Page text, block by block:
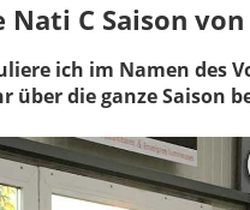
C Saison von
ich im Namen
über die ganze Saison